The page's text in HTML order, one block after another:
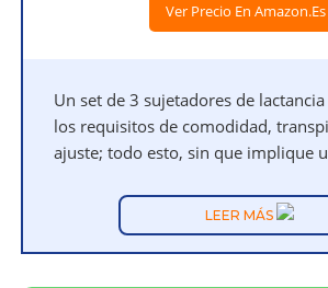
Ver Precio En Amazon.es
Un set de 3 sujetadores de
los requisitos de comodidad,
ajuste; todo esto, sin que implique
LEER MÁS